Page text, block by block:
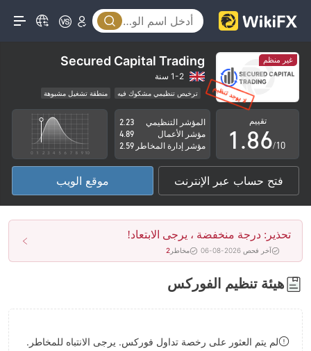
غير منظم Secured Capital Trading
1-2 سنة
ترخيص تنظيمي مشكوك فيه
منطقة تشغيل مشبوهة
مخاطر عالية
تقييم
0
1
2
3
4
5
6
7
8
.
4
5
6
7
8
9
2
3
4
5
6
7
8
9
/10
المؤشر التنظيمي
2.23
مؤشر الأعمال
4.89
مؤشر إدارة المخاطر 2.59
فتح حساب عبر الإنترنت موقع الويب
تحذير: درجة منخفضة ، يرجى الابتعاد!
آخر فحص 2026-08-06 مخاطر 2
هيئة تنظيم الفوركس
لم يتم العثور على رخصة تداول فوركس. يرجى الانتباه للمخاطر.